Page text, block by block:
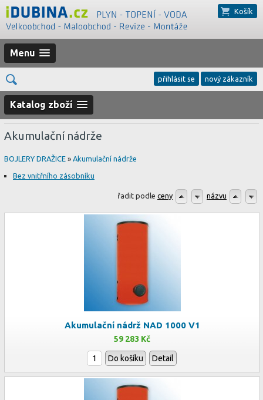
Košík
Menu
přihlásit se nový zákazník
Katalog zboží
Akumulační nádrže
BOJLERY DRAŽICE » Akumulační nádrže
Bez vnitřního zásobníku
řadit podle ceny názvu
Akumulační nádrž NAD 1000 V1
59 283 Kč
Do košíku Detail